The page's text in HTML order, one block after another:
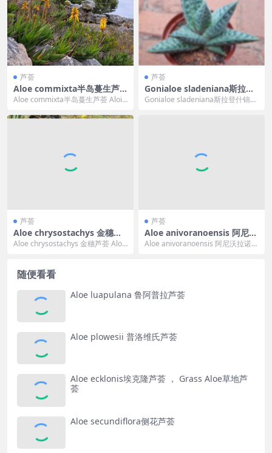
芦荟
Aloe commixta半岛蔓生芦
荟
Aloe commixta半岛蔓生芦荟 Aloia
芦荟
Gonialoe sladeniana斯拉登
什锦芦荟
Gonialoe sladeniana斯拉登什锦芦
芦荟
Aloe chrysostachys 金穗芦
荟
Aloe chrysostachys 金穗芦荟 Aloe
芦荟
Aloe anivoranoensis 阿尼沃
拉诺芦荟
Aloe anivoranoensis 阿尼沃拉诺芦
随便看看
Aloe luapulana 鲁阿普拉芦荟
Aloe plowesii 普洛维氏芦荟
Aloe ecklonis埃克隆芦荟 ， Grass Aloe草地芦
荟
Aloe secundiflora侧花芦荟